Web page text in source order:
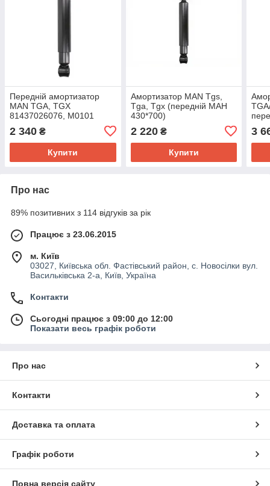
Передній амортизатор
MAN TGA, TGX
81437026076, M0101
2 340 ₴
Купити
Амортизатор MAN Tgs,
Tga, Tgx (передній МАН
430*700)
2 220₴
Купити
3
Про нас
89% позитивних з 114 відгуків за рік
Працює з 23.06.2015
м. Київ
03027, Київська обл. Фастівський район, с. Новосілки вул.
Васильківська 2-а, Київ, Україна
Контакти
Сьогодні працює з 09:00 до 12:00
Показати весь графік роботи
Про нас
Контакти
Доставка та оплата
Графік роботи
Повна версія сайту